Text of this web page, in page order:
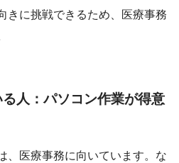
きに挑戦できるため、医療事務
人：パソコン作業が得意
、医療事務に向いています。な